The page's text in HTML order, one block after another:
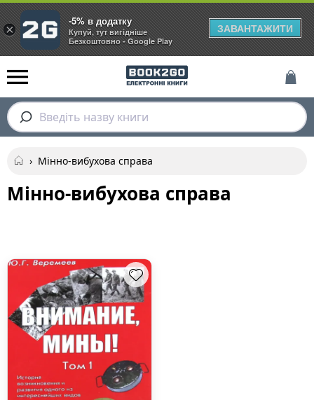
Введіть назву книги
› Мінно-вибухова справа
Мінно-вибухова справа
×
-5% в додатку
Купуй, тут вигідніше
Безкоштовно - Google Play
ЗАВАНТАЖИТИ